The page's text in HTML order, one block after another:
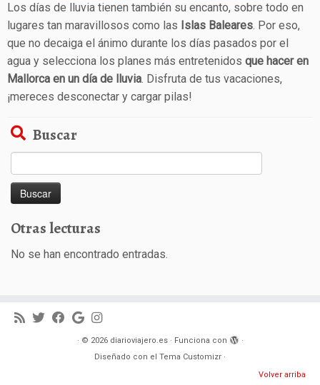
Los días de lluvia tienen también su encanto, sobre todo en
lugares tan maravillosos como las Islas Baleares. Por eso,
que no decaiga el ánimo durante los días pasados por el
agua y selecciona los planes más entretenidos que hacer en
Mallorca en un día de lluvia. Disfruta de tus vacaciones,
¡mereces desconectar y cargar pilas!
Buscar
Otras lecturas
No se han encontrado entradas.
· © 2026 diarioviajero.es· Funciona con
·
Diseñado con el Tema Customizr ·
Volver arriba